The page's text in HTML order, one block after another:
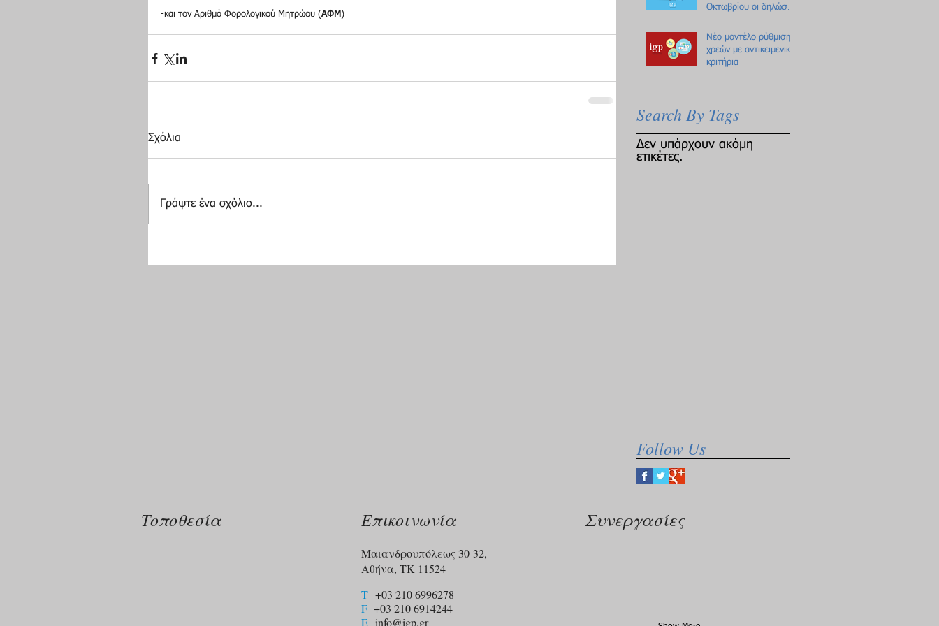
-και τον Αριθμό Φορολογικού Μητρώου (ΑΦΜ )
Σχόλια
Γράψτε ένα σχόλιο...
Οκτωβρίου οι δηλώσεις
Νέο μοντέλο ρύθμισης
χρεών με αντικειμενικά
κριτήρια
Search By Tags
Δεν υπάρχουν ακόμη
ετικέτες.
Follow Us
Τοποθεσία Επικοινωνία
Μαιανδρουπόλεως 30-32,
Αθήνα, ΤΚ 11524
T +03 210 6996278
F +03 210 6914244​
E info@igp.gr
Συνεργασίες